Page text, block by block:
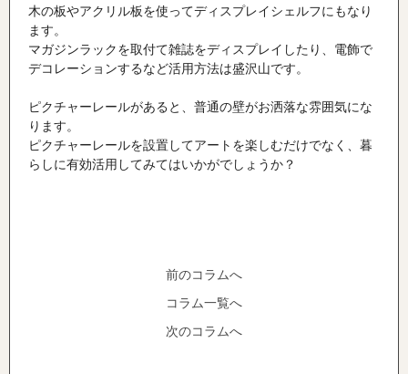
木の板やアクリル板を使ってディスプレイシェルフにもなり
ます。
マガジンラックを取付て雑誌をディスプレイしたり、電飾で
デコレーションするなど活用方法は盛沢山です。
ピクチャーレールがあると、普通の壁がお洒落な雰囲気にな
ります。
ピクチャーレールを設置してアートを楽しむだけでなく、暮
らしに有効活用してみてはいかがでしょうか？
前のコラムへ
コラム一覧へ
次のコラムへ